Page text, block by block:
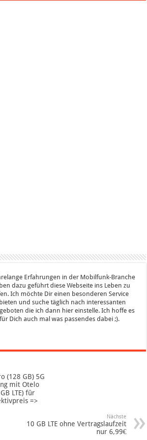
Erfahrungen in der Mobilfunk-Branche
dazu geführt diese Webseite ins Leben zu
Ich möchte Dir einen besonderen Service
und suche täglich nach interessanten
die ich dann hier einstelle. Ich hoffe es
Dich auch mal was passendes dabei ;).
(128 GB) 5G
mit Otelo
LTE) für
=>
Nächste
10 GB LTE ohne Vertragslaufzeit
nur 6,99€